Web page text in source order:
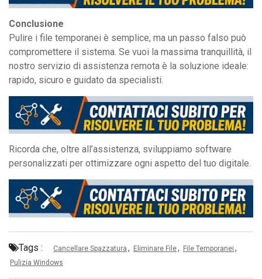
Conclusione
Pulire i file temporanei è semplice, ma un passo falso può
compromettere il sistema. Se vuoi la massima tranquillità, il
nostro servizio di assistenza remota è la soluzione ideale:
rapido, sicuro e guidato da specialisti.
Ricorda che, oltre all’assistenza, sviluppiamo software
personalizzati per ottimizzare ogni aspetto del tuo digitale.
Tags : Cancellare Spazzatura , Eliminare File, File Temporanei ,
Pulizia Windows